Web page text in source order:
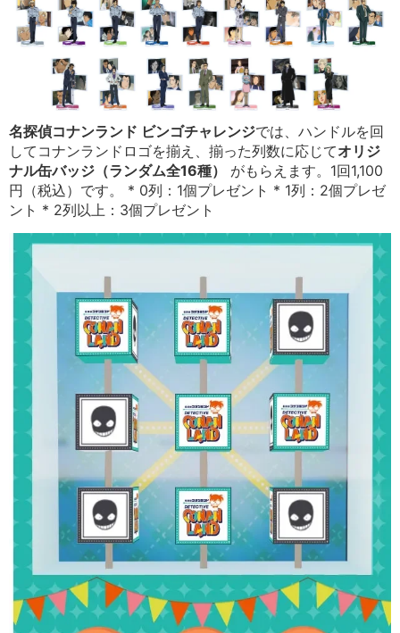
名探偵コナンランド ビンゴチャレンジでは、ハンドルを回
してコナンランドロゴを揃え、揃った列数に応じてオリジ
ナル缶バッジ（ランダム全16種）
がもらえます。1回1,100
円（税込）です。 * 0列：1個プレゼント * 1列：2個プレゼ
ント * 2列以上：3個プレゼント